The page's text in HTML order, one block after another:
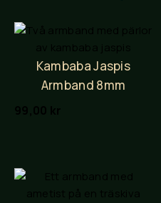
Kambaba Jaspis
Armband 8mm